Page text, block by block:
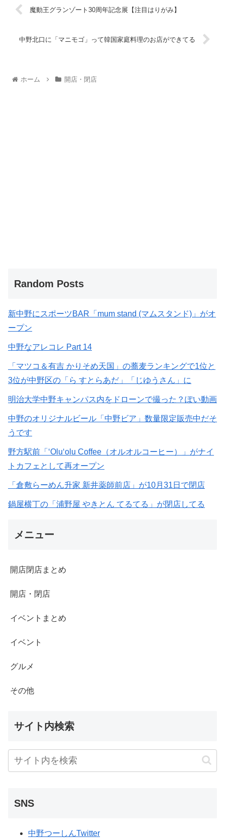
魔動王グランゾート30周年記念展【注目はりがみ】
中野北口に「マニモゴ」って韓国家庭料理のお店ができてる
ホーム 開店・閉店
Random Posts
新中野にスポーツBAR「mum stand (マムスタンド)」がオ
ープン
中野なアレコレ Part 14
「マツコ＆有吉 かりそめ天国」の蕎麦ランキングで1位と
3位が中野区の「ら すとらあだ」「じゆうさん」に
明治大学中野キャンパス内をドローンで撮った？ぽい動画
中野のオリジナルビール「中野ビア」数量限定販売中だそ
うです
野方駅前「‘Olu‘olu Coffee（オルオルコーヒー）」がナイ
トカフェとして再オープン
「倉敷らーめん升家 新井薬師前店」が10月31日で閉店
鍋屋横丁の「浦野屋 やきとん てるてる」が閉店してる
メニュー
開店閉店まとめ
開店・閉店
イベントまとめ
イベント
グルメ
その他
サイト内検索
SNS
中野つーしんTwitter